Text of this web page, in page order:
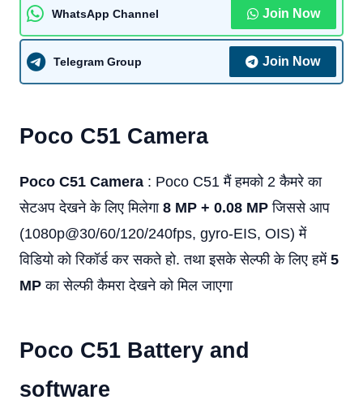
WhatsApp Channel Join Now
Telegram Group Join Now
Poco C51 Camera
Poco C51 Camera : Poco C51 मैं हमको 2 कैमरे का
सेटअप देखने के लिए मिलेगा 8 MP + 0.08 MP जिससे आप
(1080p@30/60/120/240fps, gyro-EIS, OIS) में
विडियो को रिकॉर्ड कर सकते हो. तथा इसके सेल्फी के लिए हमें 5
MP का सेल्फी कैमरा देखने को मिल जाएगा
Poco C51 Battery and
software